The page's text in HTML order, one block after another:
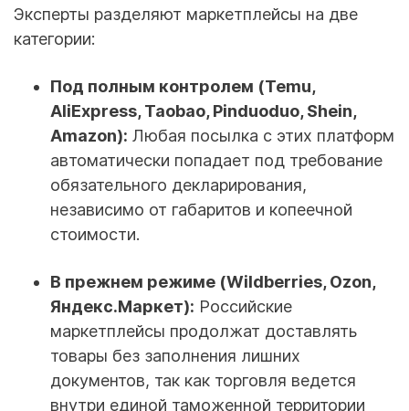
Эксперты разделяют маркетплейсы на две
категории:
Под полным контролем (Temu,
AliExpress, Taobao, Pinduoduo, Shein,
Amazon): Любая посылка с этих платформ
автоматически попадает под требование
обязательного декларирования,
независимо от габаритов и копеечной
стоимости.
В прежнем режиме (Wildberries, Ozon,
Яндекс.Маркет): Российские
маркетплейсы продолжат доставлять
товары без заполнения лишних
документов, так как торговля ведется
внутри единой таможенной территории